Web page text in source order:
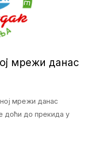
мрежи данас
мрежи данас
доћи до прекида у